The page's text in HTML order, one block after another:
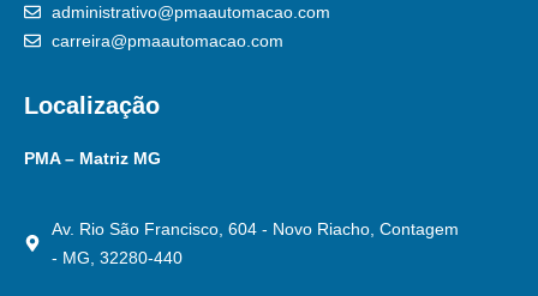
administrativo@pmaautomacao.com
carreira@pmaautomacao.com
Localização
PMA – Matriz MG
Av. Rio São Francisco, 604 - Novo Riacho, Contagem
- MG, 32280-440